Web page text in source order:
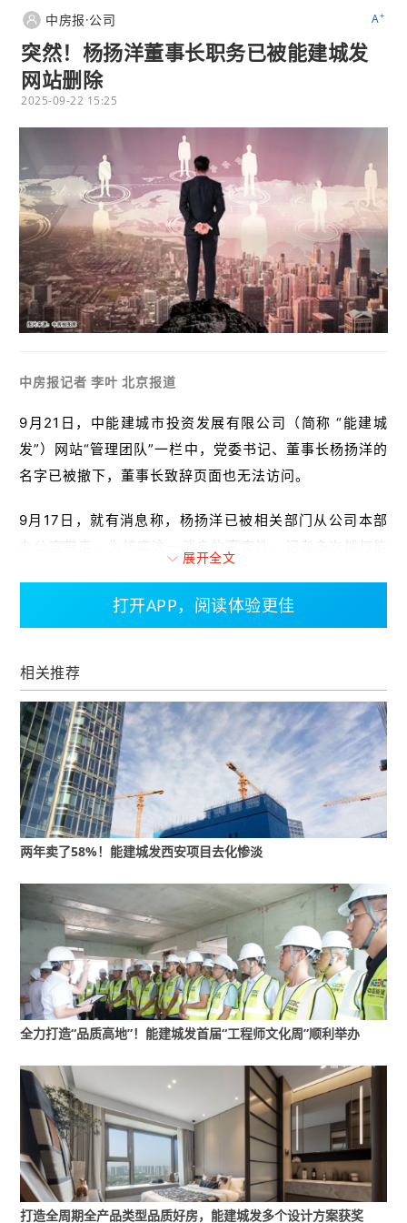
中房报·公司 A+
突然！杨扬洋董事长职务已被能建城发
网站删除
2025-09-22 15:25
中房报记者 李叶 北京报道
9月21日，中能建城市投资发展有限公司（简称 “能建城
发”）网站“管理团队”一栏中，党委书记、董事长杨扬洋的
名字已被撤下，董事长致辞页面也无法访问。
9月17日，就有消息称，杨扬洋已被相关部门从公司本部
办公室带走。为核实这一消息的真实性，记者多次拨打能
话，但所有电话均处于 “无人接听”或“转至语音助手”状
态。
值得一提的是，9月18日，在能建城发网站上，杨扬洋的
名字还在管理团队列表首位。
近6年来，能建城发董事长职位，已历经多次更迭。
公开资料显示，能建城发的前身是A股上市公司葛洲坝的
子公司葛洲坝地产。同时，该公司也是国资委2004年首
批认定的16家 “以房地产为主业” 央企之一。
坝除葛洲坝集团以外的股东发行A股股票方式换股吸收合
并葛洲坝。此次合并完成后，葛洲坝将终止上市，接收方
将承继及承接葛洲坝的全部资产、负债、业务、合同、资
质、人员及其他一切权利与义务，葛洲坝最终将注销法人
资格。
一则高级管理人员辞职公告。公告称，葛洲坝于2020年
10月26日收到公司总经理助理何金钢的书面辞呈。何金钢
因个人原因申请辞去公司总经理助理职务，自辞职信送达
之日起生效。即在葛洲坝宣布重组前一日，何金钢就已去
职。
展开全文
打开APP，阅读体验更佳
相关推荐
两年卖了58%！能建城发西安项目去化惨淡
全力打造“品质高地”！能建城发首届“工程师文化周”顺利举办
打造全周期全产品类型品质好房，能建城发多个设计方案获奖